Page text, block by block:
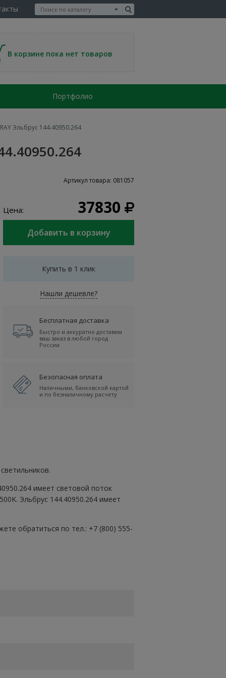
В корзине пока нет товаров
Портфолио
Эльбрус 144.40950.264
Артикул товара: 081057
Цена: 37830
Купить в 1 клик
Нашли дешевле?
Бесплатная доставка
Быстро и аккуратно доставим
ваш заказ в любой город
России
Безопасная оплата
Наличными, банковской картой
и по безналичному расчету
имеет световой поток
Эльбрус 144.40950.264 имеет
обратиться по тел.: +7 (800) 555-